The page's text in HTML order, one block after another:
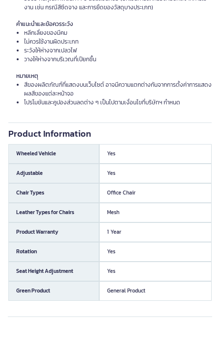
งาน เช่น กรณีสีซีดจาง และการยืดของวัสดุบางประเภท)
คำแนะนำและข้อควรระวัง
หลีกเลี่ยงของมีคม
ไม่ควรใช้งานผิดประเภท
ระวังให้ห่างจากเปลวไฟ
วางให้ห่างจากบริเวณที่เปียกชื้น
หมายเหตุ
สีของผลิตภัณฑ์ที่แสดงบนเว็บไซต์ อาจมีความแตกต่างกันจากการตั้งค่าการแสดง
ผลสีของแต่ละหน้าจอ
โปรโมชันและคูปองส่วนลดต่าง ๆ เป็นไปตามเงื่อนไขที่บริษัทฯ กำหนด
Product Information
Wheeled Vehicle Yes
Adjustable Yes
Chair Types Office Chair
Leather Types for Chairs Mesh
Product Warranty 1 Year
Rotation Yes
Seat Height Adjustment Yes
Green Product General Product